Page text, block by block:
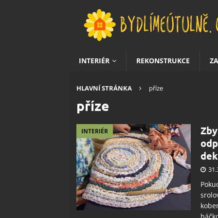
INTERIÉR REKONSTRUKCE
HLAVNÍ STRÁNKA příze
příze
INTERIÉR